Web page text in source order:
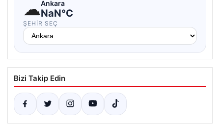
☁Ankara
NaN°C
ŞEHIR SEÇ
Bizi Takip Edin